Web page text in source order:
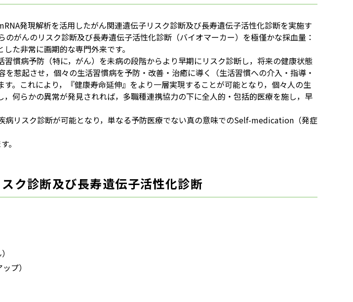
発現解析を活用したがん関連遺伝子リスク診断及び長寿遺伝子活性化診断を実施す
がんのリスク診断及び長寿遺伝子活性化診断（バイオマーカー）を極僅かな採血量：
た非常に画期的な専門外来です。
慣病予防（特に，がん）を未病の段階からより早期にリスク診断し，将来の健康状態
惹起させ，個々の生活習慣病を予防・改善・治癒に導く（生活習慣への介入・指導・
。これにより，『健康寿命延伸』をより一層実現することが可能となり，個々人の生
何らかの異常が発見されれば，多職種連携協力の下に全人的・包括的医療を施し，早
病リスク診断が可能となり，単なる予防医療でない真の意味でのSelf-medication（発症
。
ク診断及び長寿遺伝子活性化診断
プ）